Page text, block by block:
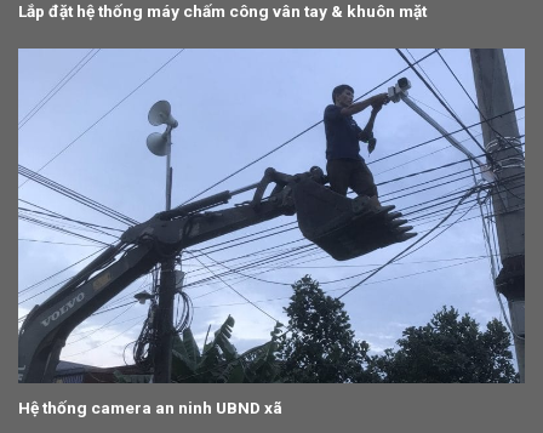
Lắp đặt hệ thống máy chấm công vân tay & khuôn mặt
Hệ thống camera an ninh UBND xã